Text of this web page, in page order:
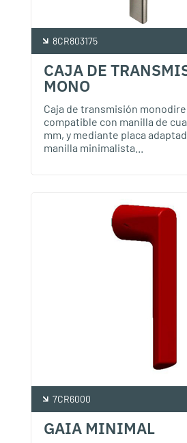
8CR803175
CAJA DE
MONO
Caja de transmisión
compatible con manilla de
mm, y mediante placa
manilla minimalista...
7CR6000
GAIA MINIMAL